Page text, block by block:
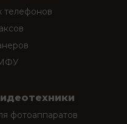
телефонов
фотоаппаратов